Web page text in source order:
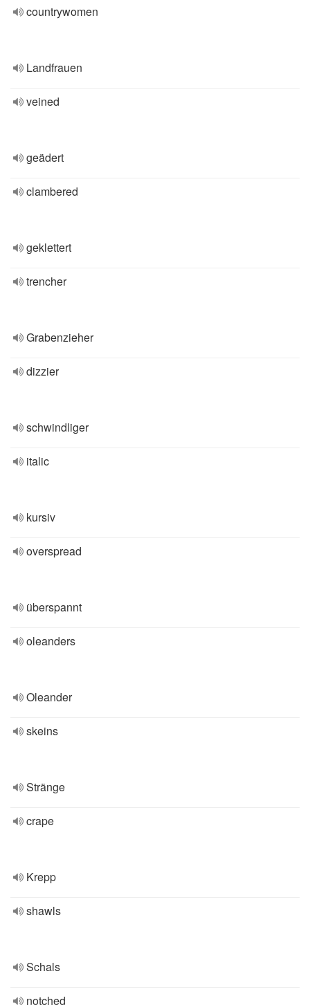
countrywomen
Landfrauen
veined
geädert
clambered
geklettert
trencher
Grabenzieher
dizzier
schwindliger
italic
kursiv
overspread
überspannt
oleanders
Oleander
skeins
Stränge
crape
Krepp
shawls
Schals
notched